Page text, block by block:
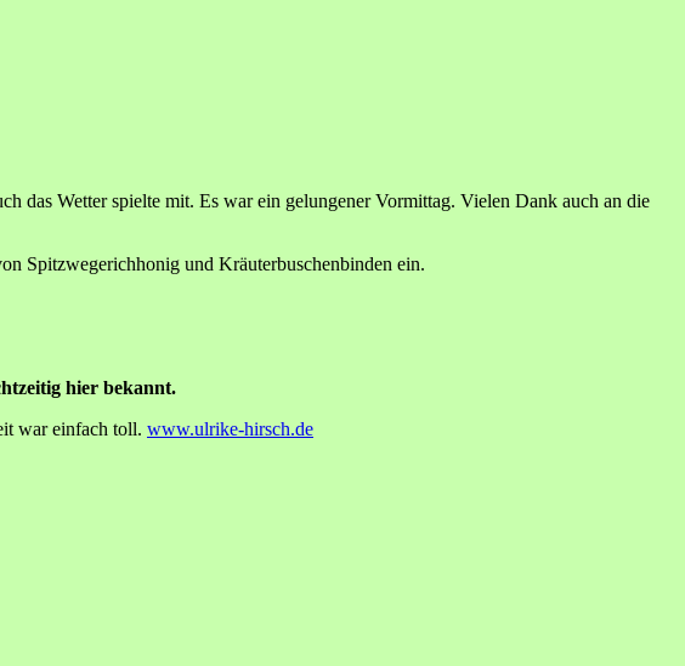
das Wetter spielte mit. Es war ein gelungener Vormittag. Vielen Dank auch an die
Spitzwegerichhonig und Kräuterbuschenbinden ein.
hier bekannt.
war einfach toll. www.ulrike-hirsch.de